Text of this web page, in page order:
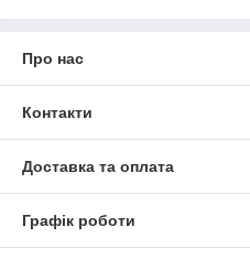
Про нас
Контакти
Доставка та оплата
Графік роботи